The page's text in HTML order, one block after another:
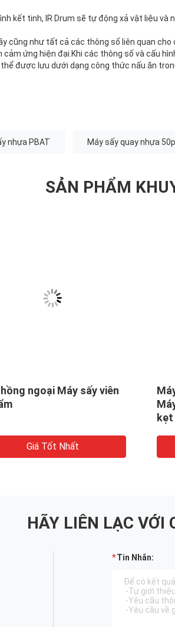
kết tinh, IR Drum sẽ tự động xả vật liệu và
cũng như tất cả các thông số liên quan
cảm ứng hiện đại.Khi các thông số và cấu
được lưu dưới dạng công thức nấu ăn
nhựa PBAT Máy sấy quay nhựa
SẢN PHẨM
ngoại Máy sấy viên
Giá Tốt Nhất
kẹt
HÃY LIÊN LẠC VỚI
Tin Nhắn: